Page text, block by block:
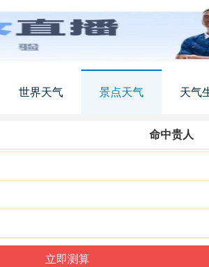
世界天气 景点天气 天气
命中贵人